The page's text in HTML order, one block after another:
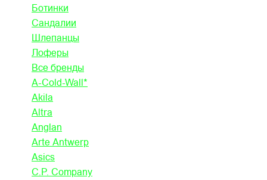
Ботинки
Сандалии
Шлепанцы
Лоферы
Все бренды
A-Cold-Wall*
Akila
Altra
Anglan
Arte Antwerp
Asics
C.P. Company